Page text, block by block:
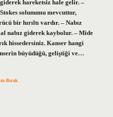
hareketsiz hale gelir. –
solunumu mevcuttur,
bir hırıltı vardır. – Nabız
nabız giderek kaybolur. – Mide
hissedersiniz. Kanser hangi
büyüdüğü, geliştiği ve…
Bırak